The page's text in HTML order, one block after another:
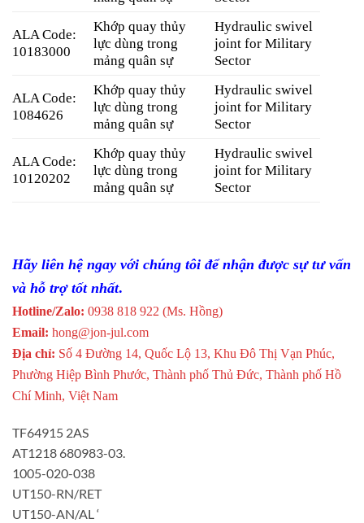
ALA Code:
10183000
Khớp quay thủy
lực dùng trong
mảng quân sự
Hydraulic swivel
joint for Military
Sector
ALA Code:
1084626
Khớp quay thủy
lực dùng trong
mảng quân sự
Hydraulic swivel
joint for Military
Sector
ALA Code:
10120202
Khớp quay thủy
lực dùng trong
mảng quân sự
Hydraulic swivel
joint for Military
Sector
Hãy liên hệ ngay với chúng tôi để nhận được sự tư vấn
và hỗ trợ tốt nhất.
Hotline/Zalo: 0938 818 922 (Ms. Hồng)
Email: hong@jon-jul.com
Địa chỉ: Số 4 Đường 14, Quốc Lộ 13, Khu Đô Thị Vạn Phúc,
Phường Hiệp Bình Phước, Thành phố Thủ Đức, Thành phố Hồ
Chí Minh, Việt Nam
TF64915 2AS
AT1218 680983-03.
1005-020-038
UT150-RN/RET
UT150-AN/AL ‘